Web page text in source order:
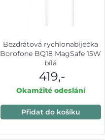
Bezdrátová rychlonabíječka
Borofone BQ18 MagSafe 15W
bílá
419,-
Okamžité odeslání
Přidat do košíku